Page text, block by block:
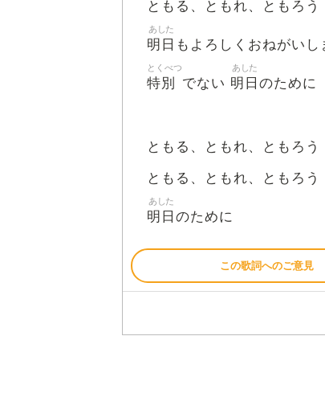
ともる、ともれ、ともろう
明日
あした
もよろしくおねがいし
特別
とくべつ
でない 明日
あした
のために
ともる、ともれ、ともろう
ともる、ともれ、ともろう
明日
あした
のために
この歌詞へのご意見